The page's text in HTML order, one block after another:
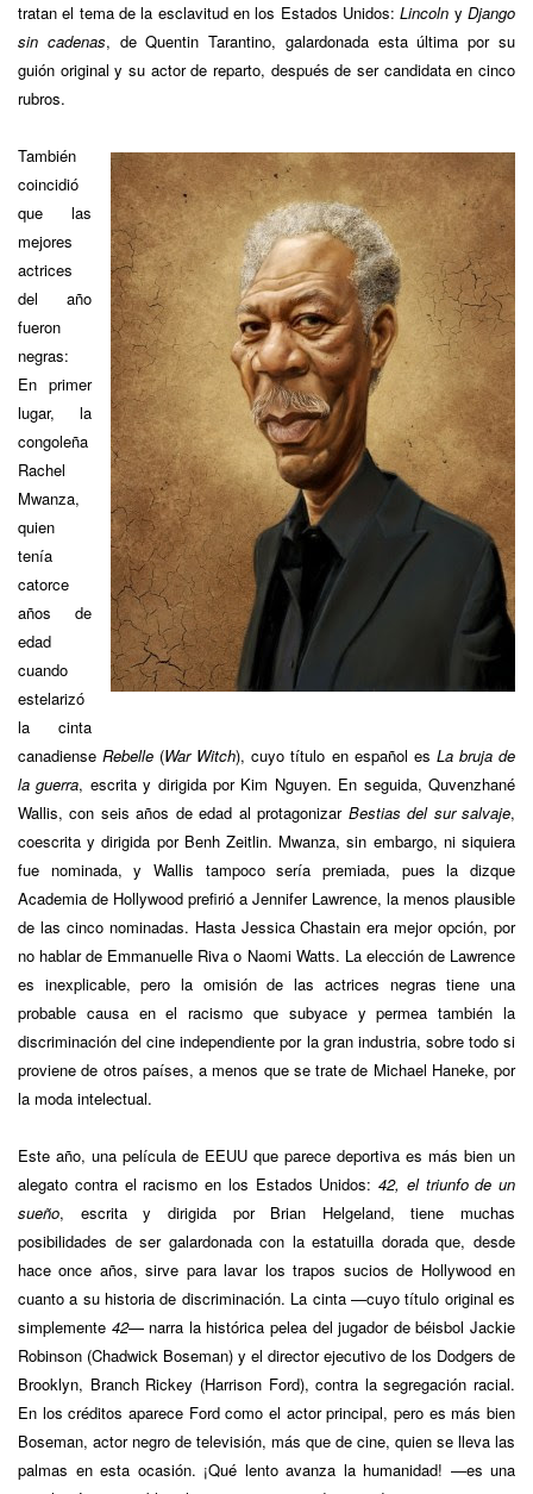
tratan el tema de la esclavitud en los Estados Unidos:Lincoln yDjango
sin cadenas, de Quentin Tarantino, galardonada esta última por su
guión original y su actor de reparto, después de ser candidata en cinco
rubros.
También
coincidió
que las
mejores
actrices
del año
fueron
negras:
En primer
lugar, la
congoleña
Rachel
Mwanza,
quien
tenía
catorce
años de
edad
cuando
estelarizó
la cinta
canadienseRebelle (War Witch), cuyo título en español es La bruja de
la guerra, escrita y dirigida por Kim Nguyen. En seguida, Quvenzhané
Wallis, con seis años de edad al protagonizar Bestias del sur salvaje,
coescrita y dirigida por Benh Zeitlin. Mwanza, sin embargo, ni siquiera
fue nominada, y Wallis tampoco sería premiada, pues la dizque
Academia de Hollywood prefirió a Jennifer Lawrence, la menos plausible
de las cinco nominadas. Hasta Jessica Chastain era mejor opción, por
no hablar de Emmanuelle Riva o Naomi Watts. La elección de Lawrence
es inexplicable, pero la omisión de las actrices negras tiene una
probable causa en el racismo que subyace y permea también la
discriminación del cine independiente por la gran industria, sobre todo si
proviene de otros países, a menos que se trate de Michael Haneke, por
la moda intelectual.
Este año, una película de EEUU que parece deportiva es más bien un
alegato contra el racismo en los Estados Unidos: 42, el triunfo de un
sueño, escrita y dirigida por Brian Helgeland, tiene muchas
posibilidades de ser galardonada con la estatuilla dorada que, desde
hace once años, sirve para lavar los trapos sucios de Hollywood en
cuanto a su historia de discriminación. La cinta —cuyo título original es
simplemente 42— narra la histórica pelea del jugador de béisbol Jackie
Robinson (Chadwick Boseman) y el director ejecutivo de los Dodgers de
Brooklyn, Branch Rickey (Harrison Ford), contra la segregación racial.
En los créditos aparece Ford como el actor principal, pero es más bien
Boseman, actor negro de televisión, más que de cine, quien se lleva las
palmas en esta ocasión. ¡Qué lento avanza la humanidad! —es una